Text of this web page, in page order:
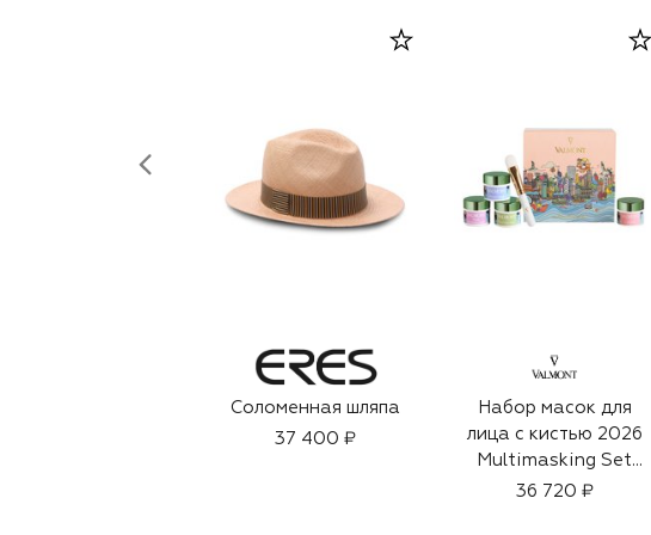
Соломенная шляпа
37 400 ₽
Набор масок для
лица с кистью 2026
Multimasking Set
(4x15ml)
36 720 ₽